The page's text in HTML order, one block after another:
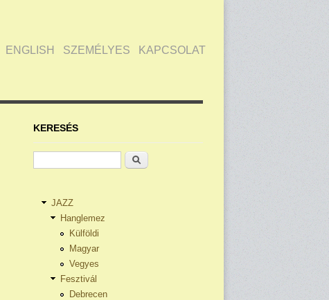
ENGLISH SZEMÉLYES KAPCSOLAT
KERESÉS
Keresés
JAZZ
Hanglemez
Külföldi
Magyar
Vegyes
Fesztivál
Debrecen